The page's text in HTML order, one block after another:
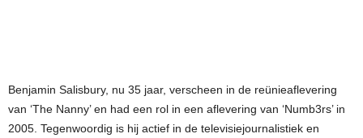
Benjamin Salisbury, nu 35 jaar, verscheen in de reünieaflevering
van ‘The Nanny’ en had een rol in een aflevering van ‘Numb3rs’ in
2005. Tegenwoordig is hij actief in de televisiejournalistiek en